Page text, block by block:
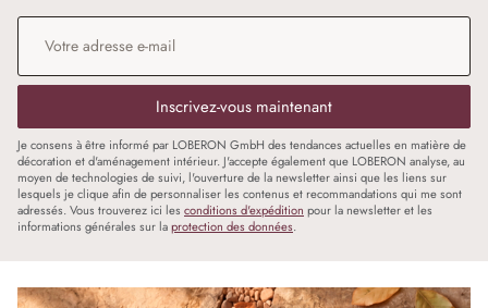
Adresse e-mail
Inscrivez-vous maintenant
Je consens à être informé par LOBERON GmbH des tendances actuelles en matière de
décoration et d'aménagement intérieur. J'accepte également que LOBERON analyse, au
moyen de technologies de suivi, l'ouverture de la newsletter ainsi que les liens sur
lesquels je clique afin de personnaliser les contenus et recommandations qui me sont
adressés. Vous trouverez ici les conditions d'expédition pour la newsletter et les
informations générales sur laprotection des données.